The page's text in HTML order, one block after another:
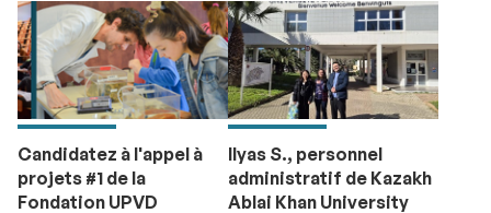
Candidatez à l'appel à
projets #1 de la
Fondation UPVD
Ilyas S., personnel
administratif de Kazakh
Ablai Khan University